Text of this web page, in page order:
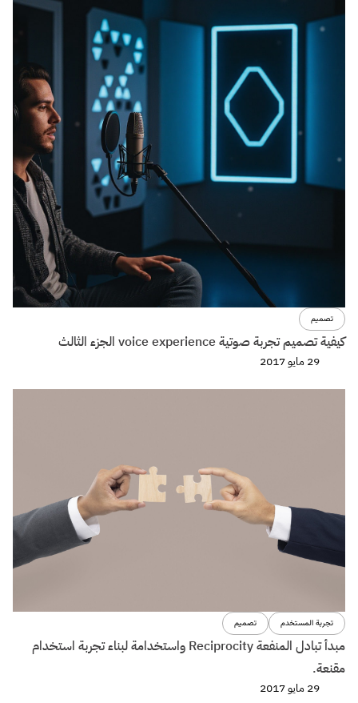
تصميم
كيفية تصميم تجربة صوتية voice experience الجزء الثالث
29 مايو 2017
تجربة المستخدم تصميم
مبدأ تبادل المنفعة Reciprocity واستخدامة لبناء تجربة استخدام
مقنعة.
29 مايو 2017